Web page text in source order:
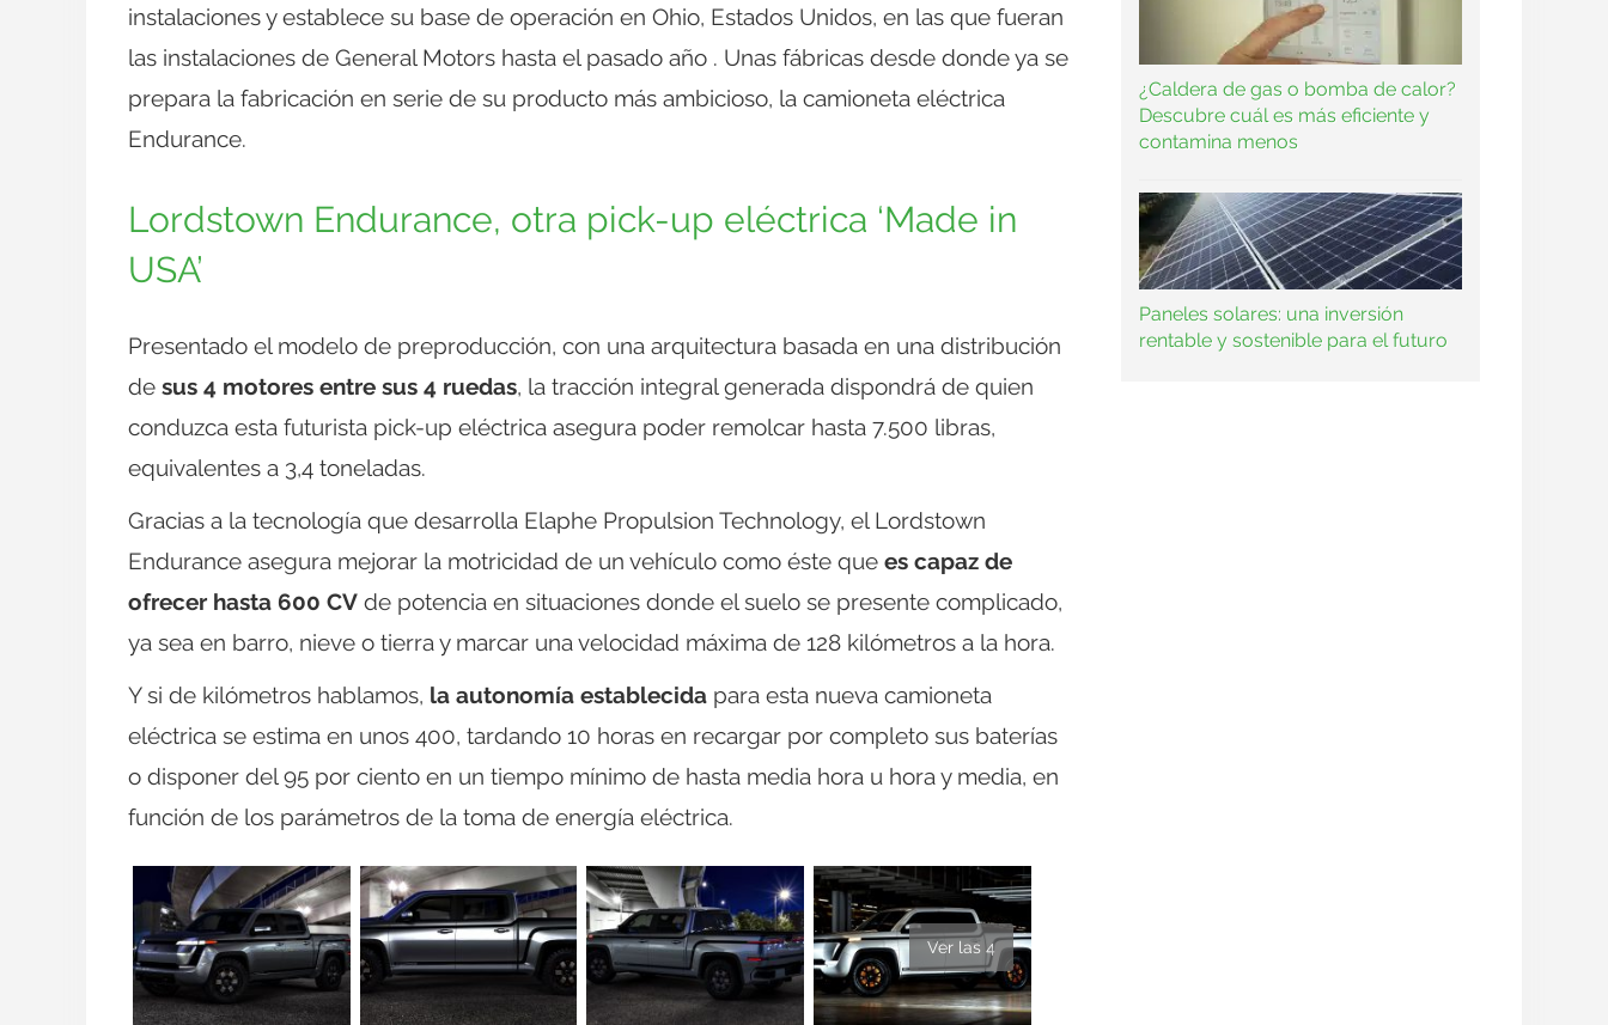
instalaciones y establece su base de operación en Ohio, Estados Unidos, en las que fueran
las instalaciones de General Motors hasta el pasado año . Unas fábricas desde donde ya se
prepara la fabricación en serie de su producto más ambicioso, la camioneta eléctrica
Endurance.
Lordstown Endurance, otra pick-up eléctrica ‘Made in
USA’
Presentado el modelo de preproducción, con una arquitectura basada en una distribución
de sus 4 motores entre sus 4 ruedas, la tracción integral generada dispondrá de quien
conduzca esta futurista pick-up eléctrica asegura poder remolcar hasta 7.500 libras,
equivalentes a 3,4 toneladas.
Gracias a la tecnología que desarrolla Elaphe Propulsion Technology, el Lordstown
Endurance asegura mejorar la motricidad de un vehículo como éste que es capaz de
ofrecer hasta 600 CV de potencia en situaciones donde el suelo se presente complicado,
ya sea en barro, nieve o tierra y marcar una velocidad máxima de 128 kilómetros a la hora.
Y si de kilómetros hablamos, la autonomía establecida para esta nueva camioneta
eléctrica se estima en unos 400, tardando 10 horas en recargar por completo sus baterías
o disponer del 95 por ciento en un tiempo mínimo de hasta media hora u hora y media, en
función de los parámetros de la toma de energía eléctrica.
Ver las 4
¿Caldera de gas o bomba de calor?
Descubre cuál es más eficiente y
contamina menos
Paneles solares: una inversión
rentable y sostenible para el futuro